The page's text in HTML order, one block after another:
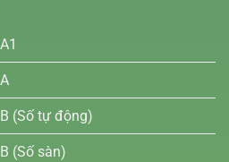
(Số tự động)
(Số sàn)